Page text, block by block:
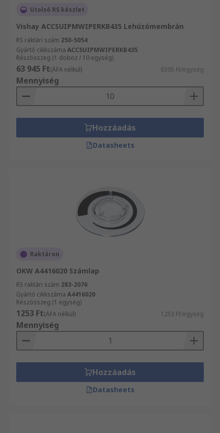
Utolsó RS készlet
Vishay ACCSUIPMWIPERKB435 Lehúzómembrán
RS raktári szám 250-5054
Gyártó cikkszáma ACCSUIPMWIPERKB435
Részösszeg (1 doboz / 10 egység)
63 945 Ft(ÁFA nélkül) 6395 Ft/egység
Mennyiség
Hozzáadás
Datasheets
Raktáron
OKW A4416020 Számlap
RS raktári szám 283-2076
Gyártó cikkszáma A4416020
Részösszeg (1 egység)
1253 Ft(ÁFA nélkül) 1253 Ft/egység
Mennyiség
Hozzáadás
Datasheets